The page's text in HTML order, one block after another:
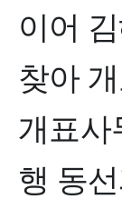
이어
찾아
개표사
행 동